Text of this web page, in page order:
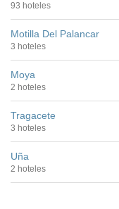
93 hoteles
Motilla Del Palancar
3 hoteles
Moya
2 hoteles
Tragacete
3 hoteles
Uña
2 hoteles